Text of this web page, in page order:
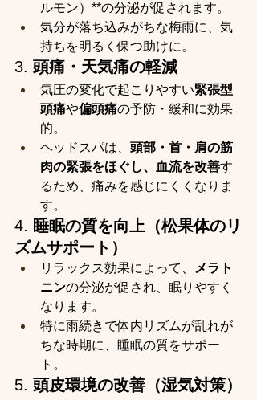
ルモン）**の分泌が促されます。
気分が落ち込みがちな梅雨に、気
持ちを明るく保つ助けに。
3. 頭痛・天気痛の軽減
気圧の変化で起こりやすい緊張型
頭痛や偏頭痛の予防・緩和に効果
的。
ヘッドスパは、 頭部・首・肩の筋
肉の緊張をほぐし、血流を改善す
るため、痛みを感じにくくなりま
す。
4. 睡眠の質を向上（松果体のリ
ズムサポート）
リラックス効果によって、 メラト
ニンの分泌が促され、眠りやすく
なります。
特に雨続きで体内リズムが乱れが
ちな時期に、睡眠の質をサポー
ト。
5. 頭皮環境の改善（湿気対策）